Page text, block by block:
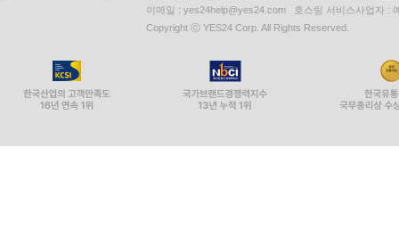
이메일 : yes24help@yes24.com 호스팅 서비스사업자 :
Copyright ⓒ YES24 Corp. All Rights Reserved.